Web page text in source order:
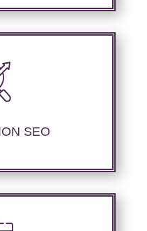
SEO
d’optimisation
et d’ajustement de